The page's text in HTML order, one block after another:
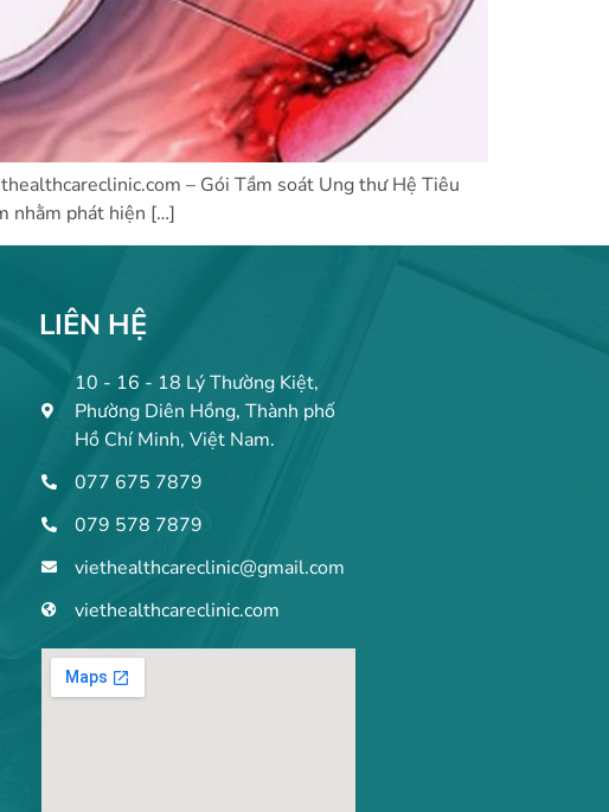
– Gói Tầm soát Ung thư Hệ Tiêu
nhằm phát hiện […]
LIÊN HỆ
10 - 16 - 18 Lý Thường Kiệt,
Phường Diên Hồng, Thành phố
Hồ Chí Minh, Việt Nam.
077 675 7879
079 578 7879
viethealthcareclinic@gmail.com
viethealthcareclinic.com